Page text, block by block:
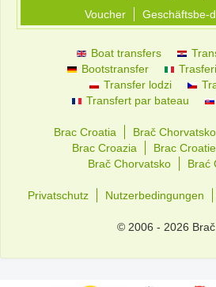
Voucher
Geschäftsbe-
Boat transfers
Bootstransfer
Transfer lodzi
Transfert par bateau
Brac Croatia Brač Chorvatsko
Brac Croazia
Brac Croatie
Brač Chorvatsko
Brać
Privatschutz Nutzerbedingungen
© 2006 - 2026